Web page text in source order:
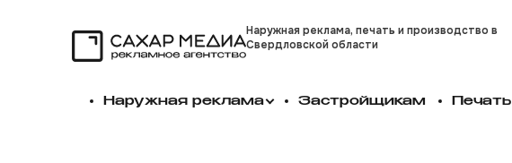
Наружная реклама, печать и производство в
Свердловской области
Наружная реклама Застройщикам Печать